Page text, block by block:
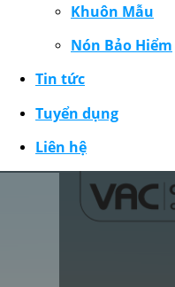
Khuôn Mẫu
Nón Bảo Hiểm
Tin tức
Tuyển dụng
Liên hệ